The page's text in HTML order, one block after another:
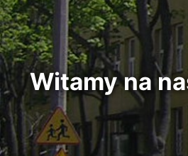
Witamy na